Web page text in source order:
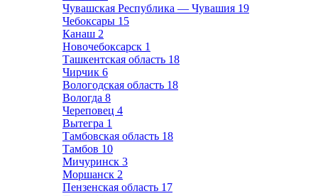
Чувашская Республика — Чувашия 19
Чебоксары 15
Канаш 2
Новочебоксарск 1
Ташкентская область 18
Чирчик 6
Вологодская область 18
Вологда 8
Череповец 4
Вытегра 1
Тамбовская область 18
Тамбов 10
Мичуринск 3
Моршанск 2
Пензенская область 17